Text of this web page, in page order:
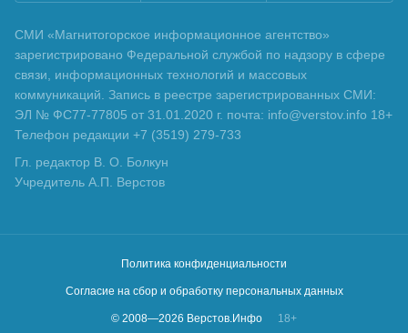
СМИ «Магнитогорское информационное агентство»
зарегистрировано Федеральной службой по надзору в сфере
связи, информационных технологий и массовых
коммуникаций. Запись в реестре зарегистрированных СМИ:
ЭЛ № ФС77-77805 от 31.01.2020 г. почта: info@verstov.info 18+
Телефон редакции +7 (3519) 279-733
Гл. редактор В. О. Болкун
Учредитель А.П. Верстов
Политика конфиденциальности
Согласие на сбор и обработку персональных данных
© 2008—2026 Верстов.Инфо 18+